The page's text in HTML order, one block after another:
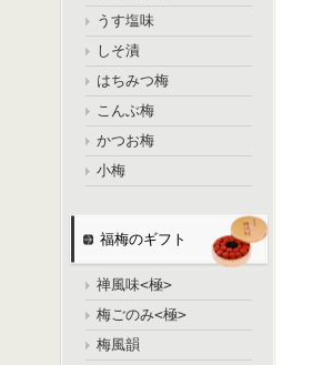
うす塩味
しそ漬
はちみつ梅
こんぶ梅
かつお梅
小梅
福梅のギフト
禅風味<極>
梅ごのみ<極>
梅風韻